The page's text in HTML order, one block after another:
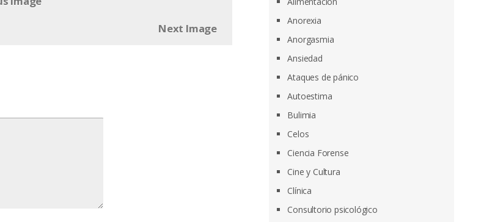
Next Image
Anorexia
Anorgasmia
Ansiedad
Ataques de pánico
Autoestima
Bulimia
Celos
Ciencia Forense
Cine y Cultura
Clínica
Consultorio psicológico